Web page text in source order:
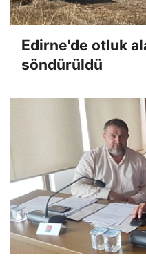
Edirne'de otluk
söndürüldü